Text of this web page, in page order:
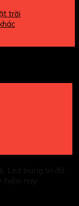
trời
Led trang trí đô
hiện nay